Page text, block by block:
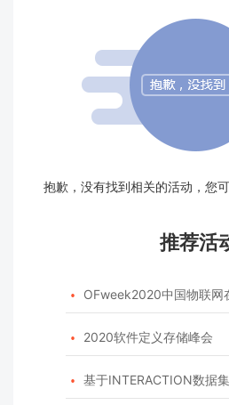
抱歉，没有找到相关的活动，您
推荐活
 OFweek2020中国物联网
 2020软件定义存储峰会
 基于INTERACTION数据集的自